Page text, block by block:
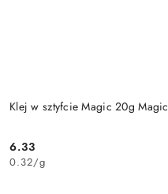
Klej w sztyfcie Magic 20g Magic
Cena:
6.33
0.32/g